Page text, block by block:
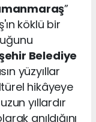
”
köklü bir
Belediye
yüzyıllar
hikâyeye
yıllardır
anıldığını